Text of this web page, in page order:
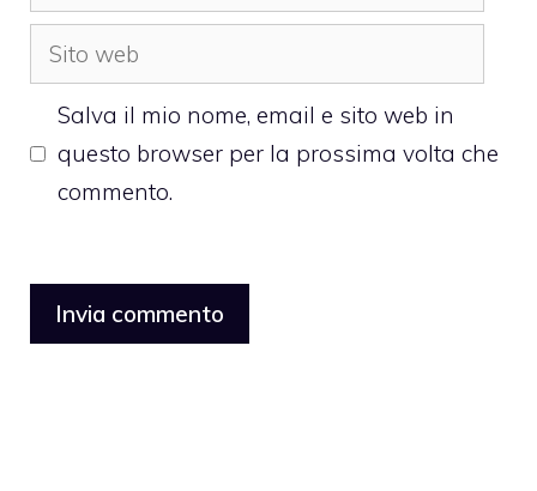
Sito
web
Salva il mio nome, email e sito web in
questo browser per la prossima volta che
commento.